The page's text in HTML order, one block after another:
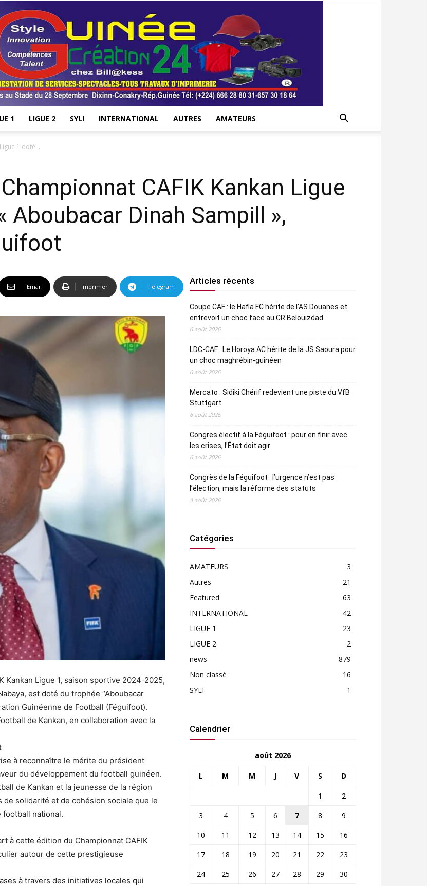
1 LIGUE 2 SYLI INTERNATIONAL AUTRES AMATEURS
1 doté...
CAFIK Kankan Ligue
Aboubacar Dinah Sampill »,
Email Imprimer Telegram
Kankan Ligue 1, saison sportive 2024-2025,
est doté du trophée “Aboubacar
Guinéenne de Football (Féguifoot).
de Kankan, en collaboration avec la
à reconnaître le mérite du président
du développement du football guinéen.
de Kankan et la jeunesse de la région
solidarité et de cohésion sociale que le
football national.
à cette édition du Championnat CAFIK
autour de cette prestigieuse
à travers des initiatives locales qui
Articles récents
Coupe CAF : le Hafia FC hérite de l’AS Douanes et
entrevoit un choc face au CR Belouizdad
6 août 2026
LDC-CAF : Le Horoya AC hérite de la JS Saoura pour
un choc maghrébin-guinéen
6 août 2026
Mercato : Sidiki Chérif redevient une piste du VfB
Stuttgart
6 août 2026
Congres électif à la Féguifoot : pour en finir avec
les crises, l’État doit agir
6 août 2026
Congrès de la Féguifoot : l’urgence n’est pas
l’élection, mais la réforme des statuts
4 août 2026
Catégories
AMATEURS
3
Autres
21
Featured
63
INTERNATIONAL
42
LIGUE 1
23
LIGUE 2
2
news
879
Non classé
16
SYLI
1
Calendrier
août 2026
L M M J V S D
1
2
3
4 5 6 7 8
9
10
11 12 13 14 15
16
17
18 19 20 21 22
23
24
25 26 27 28 29
30